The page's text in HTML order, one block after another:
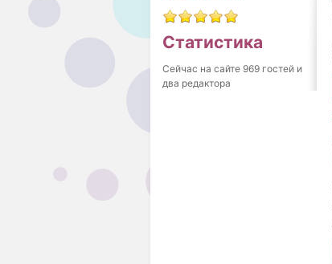
Статистика
Сейчас на сайте 969 гостей и
два редактора